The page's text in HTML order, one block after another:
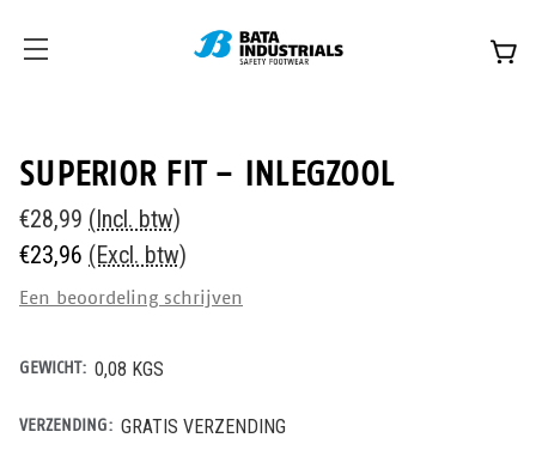
SUPERIOR FIT - INLEGZOOL
€28,99 (Incl. btw)
€23,96 (Excl. btw)
Een beoordeling schrijven
GEWICHT: 0,08 KGS
VERZENDING: GRATIS VERZENDING